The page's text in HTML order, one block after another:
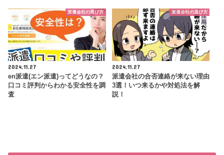
派遣会社の選び方
2024.11.27
en派遣(エン派遣)ってどうなの？
口コミ評判からわかる安全性を調
査
派遣会社の選び方
2024.11.27
派遣会社の合否連絡が来ない理由
3選！いつ来るかや対処法を解
説！